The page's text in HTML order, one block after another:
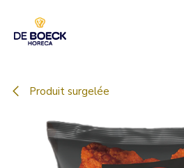
Produit surgelée